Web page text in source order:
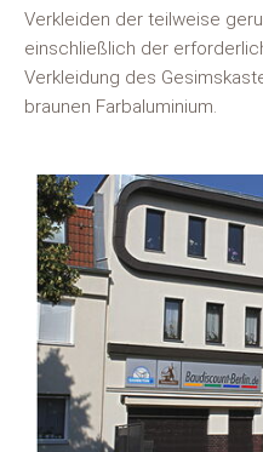
Verkleiden der teilweise
einschließlich der
Verkleidung des
braunen Farbaluminium.